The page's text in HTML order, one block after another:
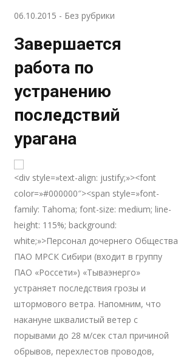
06.10.2015 - Без рубрики
Завершается
работа по
устранению
последствий
урагана
<div style=»text-align: justify;»><font
color=»#000000″><span style=»font-
family: Tahoma; font-size: medium; line-
height: 115%; background:
white;»>Персонал дочернего Общества
ПАО МРСК Сибири (входит в группу
ПАО «Россети») «Тываэнерго»
устраняет последствия грозы и
штормового ветра. Напомним, что
накануне шквалистый ветер с
порывами до 28 м/сек стал причиной
обрывов, перехлестов проводов,